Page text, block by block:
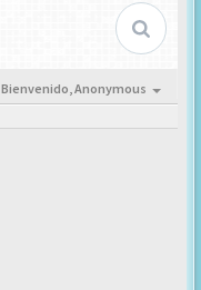
Bienvenido,Anonymous